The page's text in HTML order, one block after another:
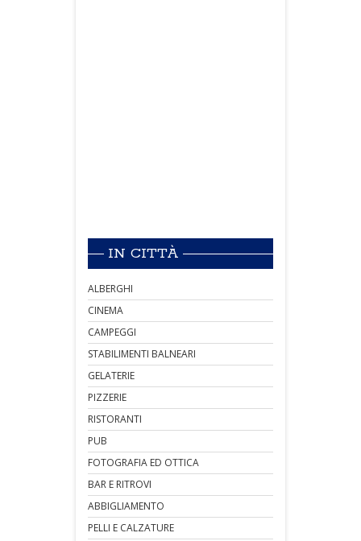
IN CITTÀ
ALBERGHI
CINEMA
CAMPEGGI
STABILIMENTI BALNEARI
GELATERIE
PIZZERIE
RISTORANTI
PUB
FOTOGRAFIA ED OTTICA
BAR E RITROVI
ABBIGLIAMENTO
PELLI E CALZATURE